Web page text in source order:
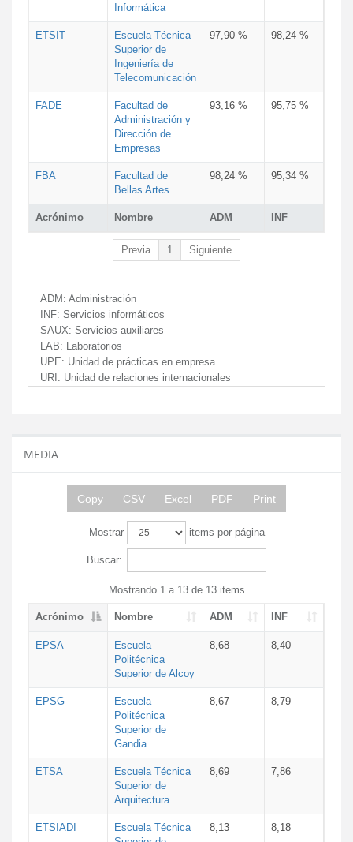
Acrónimo Nombre ADM INF
Informática
ETSIT
Escuela Técnica
Superior de
Ingeniería de
Telecomunicación
97,90 % 98,24 %
FADE
Facultad de
Administración y
Dirección de
Empresas
93,16 % 95,75 %
FBA
Facultad de
Bellas Artes
98,24 % 95,34 %
Previa 1 Siguiente
ADM: Administración
INF: Servicios informáticos
SAUX: Servicios auxiliares
LAB: Laboratorios
UPE: Unidad de prácticas en empresa
URI: Unidad de relaciones internacionales
MEDIA
Copy CSV Excel PDF Print
Mostrar items por página
Buscar:
Mostrando 1 a 13 de 13 items
Acrónimo Nombre ADM INF
EPSA
Escuela
Politécnica
Superior de Alcoy
8,68 8,40
EPSG
Escuela
Politécnica
Superior de
Gandia
8,67 8,79
ETSA
Escuela Técnica
Superior de
Arquitectura
8,69 7,86
ETSIADI
Escuela Técnica
8,13 8,18